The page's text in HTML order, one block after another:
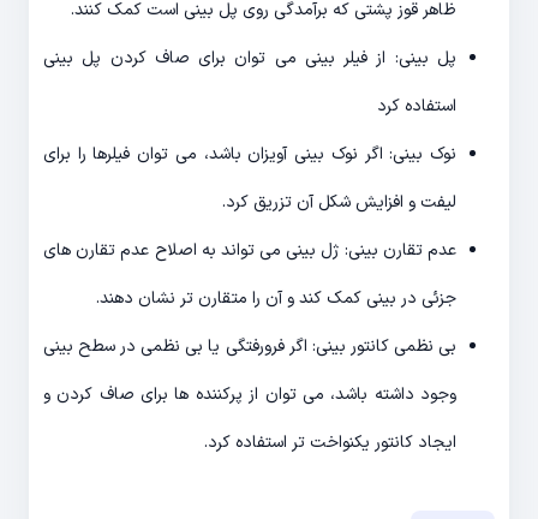
ظاهر قوز پشتی که برآمدگی روی پل بینی است کمک کنند.
پل بینی: از فیلر بینی می توان برای صاف کردن پل بینی
استفاده کرد
نوک بینی: اگر نوک بینی آویزان باشد، می توان فیلرها را برای
لیفت و افزایش شکل آن تزریق کرد.
عدم تقارن بینی: ژل بینی می تواند به اصلاح عدم تقارن های
جزئی در بینی کمک کند و آن را متقارن تر نشان دهند.
بی نظمی کانتور بینی: اگر فرورفتگی یا بی نظمی در سطح بینی
وجود داشته باشد، می توان از پرکننده ها برای صاف کردن و
ایجاد کانتور یکنواخت تر استفاده کرد.